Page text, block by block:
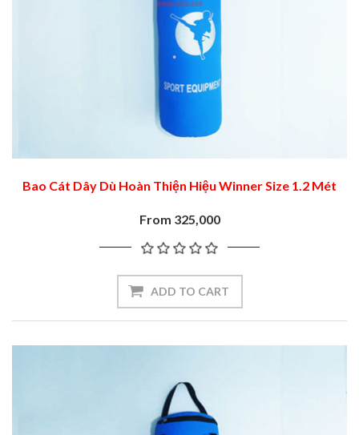
Bao Cát Dây Dù Hoàn Thiện Hiệu Winner Size 1.2 Mét
From 325,000